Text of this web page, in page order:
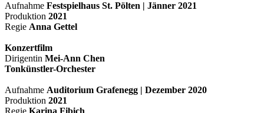
Aufnahme Festspielhaus St. Pölten | Jänner 2021
Produktion 2021
Regie Anna Gettel
Konzertfilm
Dirigentin Mei-Ann Chen
Tonkünstler-Orchester
Aufnahme Auditorium Grafenegg | Dezember 2020
Produktion 2021